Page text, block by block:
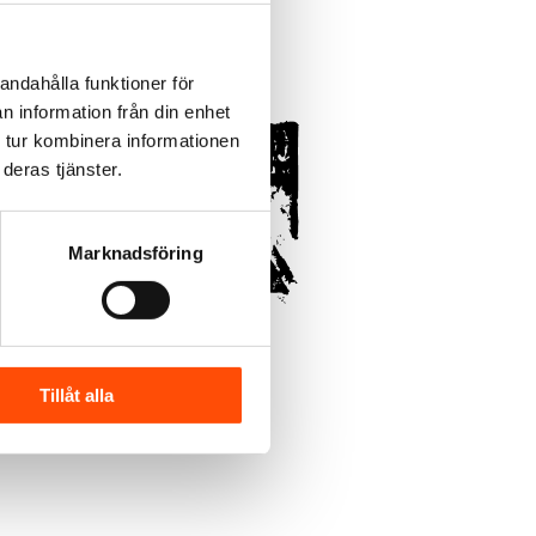
funktioner för
information från din enhet
kombinera informationen
tjänster.
Marknadsföring
Tillåt alla